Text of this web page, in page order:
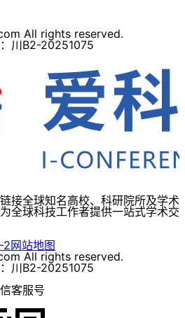
All rights reserved.
川B2-20251075
接全球知名高校、科研院所及学术
全球科技工作者提供一站式学术交
2网站地图
All rights reserved.
川B2-20251075
客服号